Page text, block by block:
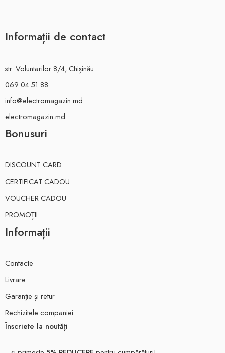
Informații de contact
str. Voluntarilor 8/4, Chișinău
069 04 51 88
info@electromagazin.md
electromagazin.md
Bonusuri
DISCOUNT CARD
CERTIFICAT CADOU
VOUCHER CADOU
PROMOȚII
Informații
Contacte
Livrare
Garanție și retur
Rechizitele companiei
Înscriete la noutăți